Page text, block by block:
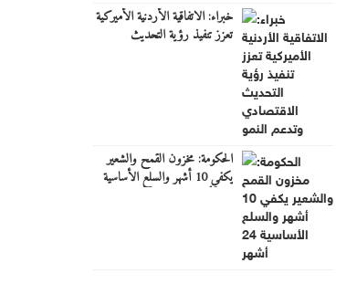
خبراء: الاتفاقية الأردنية الأميركية
تعزز تنفيذ رؤية التحديث
الحكومة: مخزون القمح والشعير
يكفي 10 أشهر والسلع الأساسية